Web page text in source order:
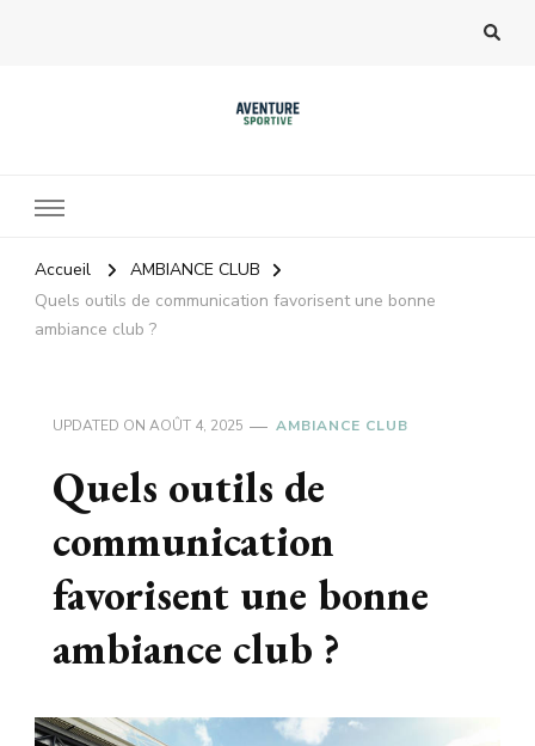
Accueil
AMBIANCE CLUB
Quels outils de communication favorisent une bonne
ambiance club ?
UPDATED ON AOÛT 4, 2025 AMBIANCE CLUB
Quels outils de
communication
favorisent une bonne
ambiance club ?